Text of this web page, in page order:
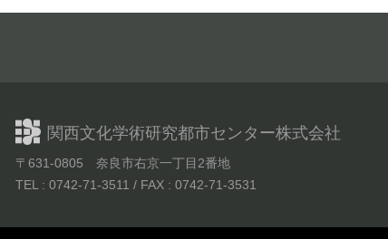
関西文化学術研究都市センター株式会社
〒631-0805 奈良市右京一丁目2番地
TEL : 0742-71-3511 / FAX : 0742-71-3531